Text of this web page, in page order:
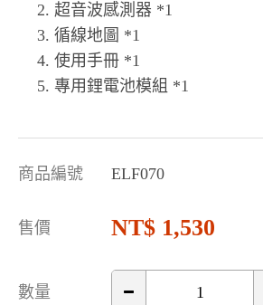
超音波感測器 *1
循線地圖 *1
使用手冊 *1
專用鋰電池模組 *1
商品編號 ELF070
售價 1,530
數量